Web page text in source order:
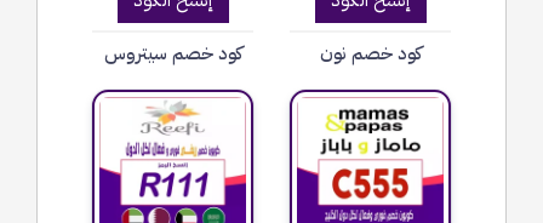
كود خصم نون كود خصم سيتروس